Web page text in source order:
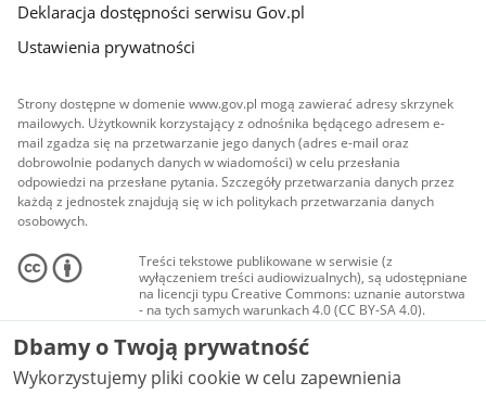
Deklaracja dostępności serwisu Gov.pl
Ustawienia prywatności
Strony dostępne w domenie www.gov.pl mogą zawierać adresy skrzynek
mailowych. Użytkownik korzystający z odnośnika będącego adresem e-
mail zgadza się na przetwarzanie jego danych (adres e-mail oraz
dobrowolnie podanych danych w wiadomości) w celu przesłania
odpowiedzi na przesłane pytania. Szczegóły przetwarzania danych przez
każdą z jednostek znajdują się w ich politykach przetwarzania danych
osobowych.
Treści tekstowe publikowane w serwisie (z
wyłączeniem treści audiowizualnych), są udostępniane
na licencji typu Creative Commons: uznanie autorstwa
- na tych samych warunkach 4.0 (CC BY-SA 4.0).
Materiały audiowizualne, w tym zdjęcia, materiały
audio i wideo, są udostępniane na licencji typu
Creative Commons: uznanie autorstwa użycie
niekomercyjne - bez utworów zależnych 4.0 (CC BY-
Dbamy o Twoją prywatność
Wykorzystujemy pliki cookie w celu zapewnienia